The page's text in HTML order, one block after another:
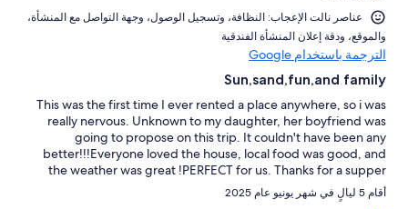
عناصر نالت الإعجاب: ⁦النظافة⁩، و⁦تسجيل الوصول⁩، و⁦جهة التواصل مع المنشأة⁩،
و⁦الموقع⁩، و⁦دقة إعلان المنشأة الفندقية⁩
الترجمة باستخدام Google
Sun,sand,fun,and family
This was the first time I ever rented a place anywhere, so i was
really nervous. Unknown to my daughter, her boyfriend was
going to propose on this trip. It couldn't have been any
better!!!Everyone loved the house, local food was good, and
the weather was great !PERFECT for us. Thanks for a supper
stay,and will be staying there again.Ps she said yes
أقام 5 ليالٍ في شهر يونيو عام 2025